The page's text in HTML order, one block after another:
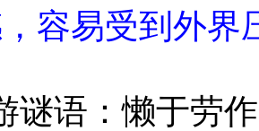
容易受到外界
谜语：懒于劳